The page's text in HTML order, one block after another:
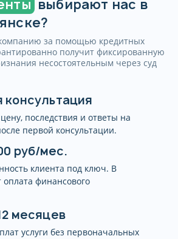
выбирают нас в
за помощью кредитных
получит фиксированную
несостоятельным через суд
консультация
последствия и ответы на
первой консультации.
руб/мес.
клиента под ключ. В
оплата финансового
месяцев
услуги без первоначальных
использования сайта
сообщения о cookies) и
можно, направив
уведомление с пометкой
используйте контактные
в разделе «Контакты».
данных размещена на
dolgi12.ru/politika-